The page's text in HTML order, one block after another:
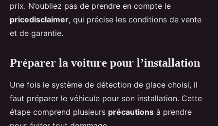
prix. N’oubliez pas de prendre en compte le
pricedisclaimer, qui précise les conditions de vente
et de garantie.
Préparer la voiture pour l’installation
Une fois le système de détection de glace choisi, il
faut préparer le véhicule pour son installation. Cette
étape comprend plusieurs précautions à prendre